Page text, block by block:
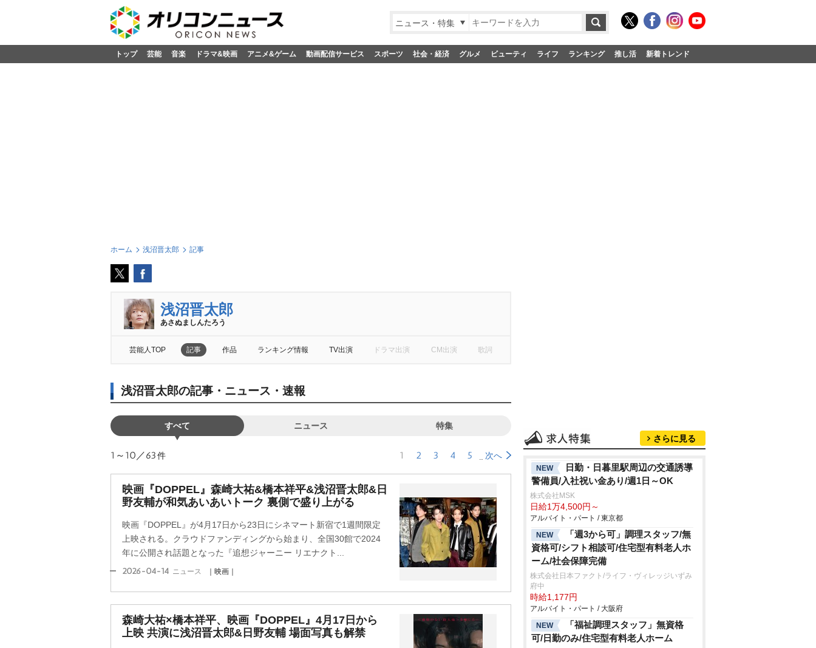
ニュース・特集
トップ 芸能 音楽 ドラマ&映画 アニメ&ゲーム 動画配信サービス スポーツ 社会・経済 グルメ ビューティ ライフ ランキング 推し活 新着トレンド
ホーム 浅沼晋太郎 記事
浅沼晋太郎
あさぬましんたろう
芸能人TOP 記事 作品 ランキング情報 TV出演 ドラマ出演 CM出演 歌詞
浅沼晋太郎の記事・ニュース・速報
すべて ニュース 特集
1～10／63件 1 2 3 4 5 次へ
映画『DOPPEL』森崎大祐&橋本祥平&浅沼晋太郎&日
野友輔が和気あいあいトーク 裏側で盛り上がる
映画『DOPPEL』が4月17日から23日にシネマート新宿で1週間限定
上映される。クラウドファンディングから始まり、全国30館で2024
年に公開され話題となった『追想ジャーニー リエナクト...
2026-04-14 ニュース ｜映画｜
森崎大祐×橋本祥平、映画『DOPPEL』4月17日から
上映 共演に浅沼晋太郎&日野友輔 場面写真も解禁
さらに見る
NEW
日勤・日暮里駅周辺の交通誘導
警備員/入社祝い金あり/週1日～OK
株式会社MSK
日給1万4,500円～
アルバイト・パート / 東京都
NEW
「週3から可」調理スタッフ/無
資格可/シフト相談可/住宅型有料老人ホ
ーム/社会保障完備
株式会社日本ファクト/ライフ・ヴィレッジいずみ
府中
時給1,177円
アルバイト・パート / 大阪府
NEW
「福祉調理スタッフ」無資格
可/日勤のみ/住宅型有料老人ホーム